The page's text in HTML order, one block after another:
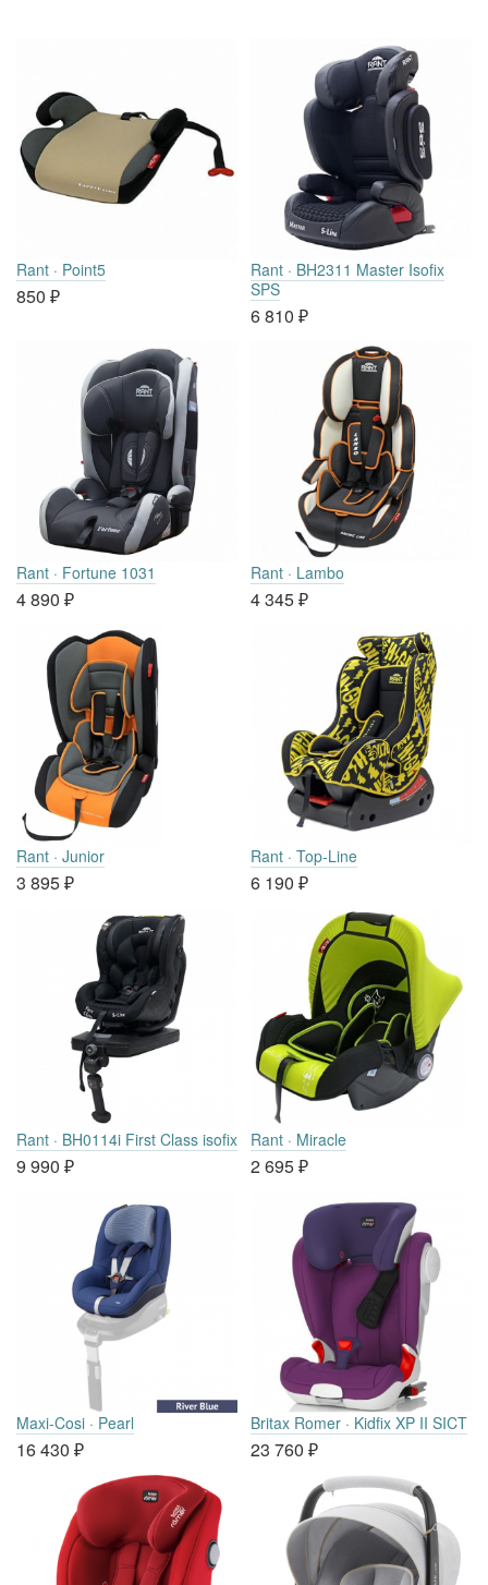
Rant · Point5
850 ₽
Rant · BH2311 Master Isofix
SPS
6 810 ₽
Rant · Fortune 1031
4 890 ₽
Rant · Lambo
4 345₽
Rant · Junior
3 895₽
Rant · Top-Line
6 190 ₽
Rant · BH0114i First Class isofix
9 990 ₽
Rant · Miracle
2 695₽
Maxi-Cosi · Pearl
16 430 ₽
Britax Romer · Kidfix XP II SICT
23 760 ₽